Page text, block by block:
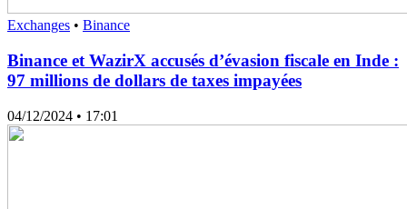
Exchanges • Binance
Binance et WazirX accusés d’évasion fiscale en Inde :
97 millions de dollars de taxes impayées
04/12/2024 • 17:01